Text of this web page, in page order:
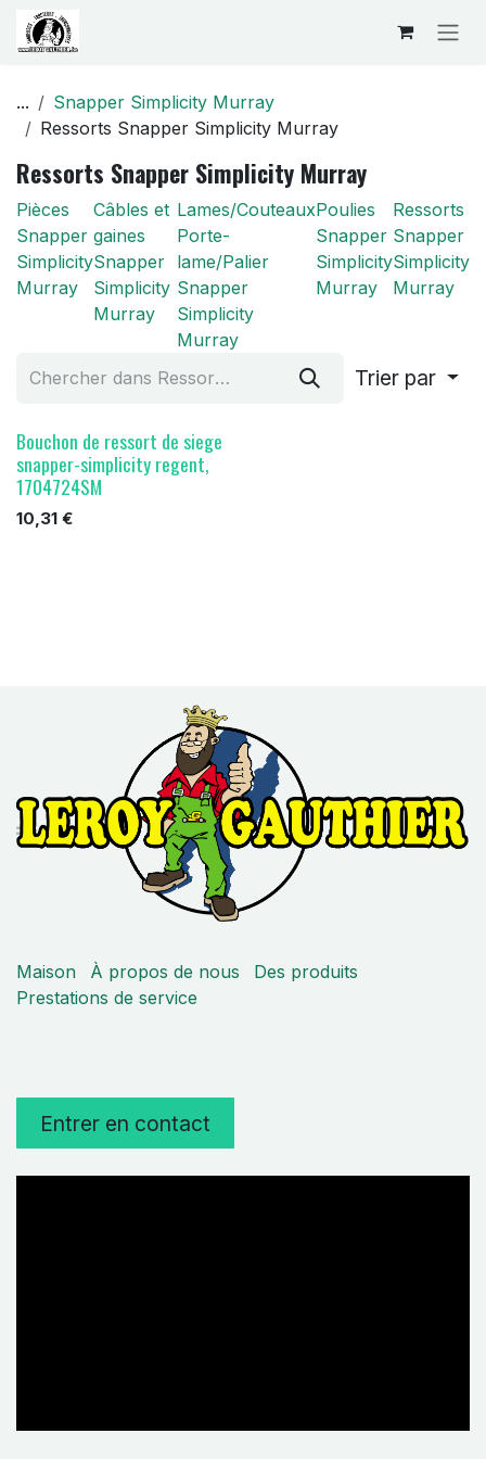
Se rendre au contenu
...
Snapper Simplicity Murray
Ressorts Snapper Simplicity Murray
Ressorts Snapper Simplicity Murray
Pièces
Snapper
Simplicity
Murray
Câbles et
gaines
Snapper
Simplicity
Murray
Lames/Couteaux
Porte-
lame/Palier
Snapper
Simplicity
Murray
Poulies
Snapper
Simplicity
Murray
Ressorts
Snapper
Simplicity
Murray
Trier par
Bouchon de ressort de siege
snapper-simplicity regent,
1704724SM
10,31 €
Maison À propos de nous
Des produits
Prestations de service
Entrer en contact